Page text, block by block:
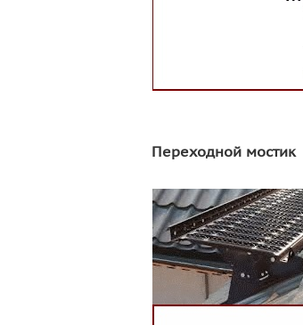
Переходной мостик